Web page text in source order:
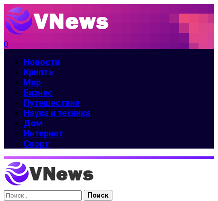
0
Новости
Крипта
Мир
Бизнес
Путешествие
Наука и техника
Дом
Интернет
Спорт
Найти: